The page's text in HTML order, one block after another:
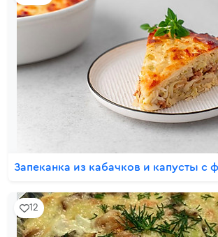
Запеканка из кабачков и капусты с
12